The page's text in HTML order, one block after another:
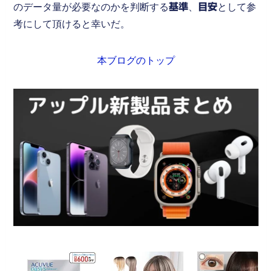
のデータ量が必要なのかを判断する基準 目安として参
考にして頂けると幸いだ。
本ブログのトップ